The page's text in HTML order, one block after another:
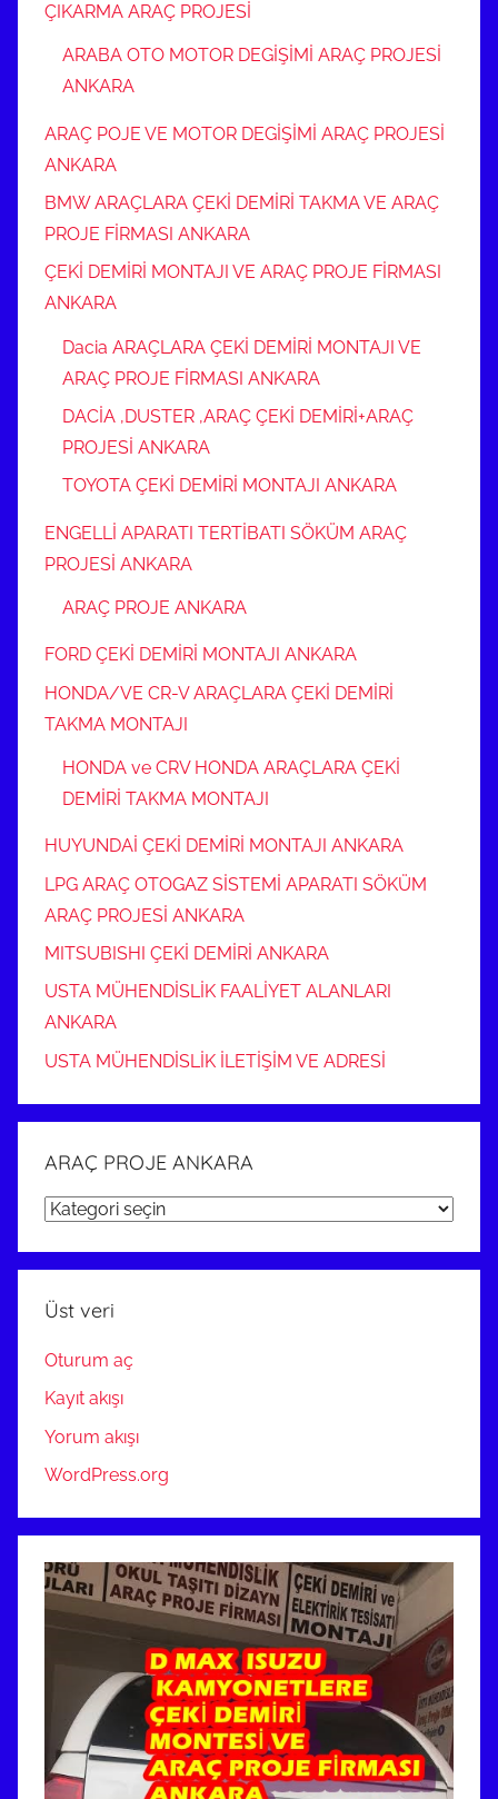
ÇIKARMA ARAÇ PROJESİ
ARABA OTO MOTOR DEGİŞİMİ ARAÇ PROJESİ
ANKARA
ARAÇ POJE VE MOTOR DEGİŞİMİ ARAÇ PROJESİ
ANKARA
BMW ARAÇLARA ÇEKİ DEMİRİ TAKMA VE ARAÇ
PROJE FİRMASI ANKARA
ÇEKİ DEMİRİ MONTAJI VE ARAÇ PROJE FİRMASI
ANKARA
Dacia ARAÇLARA ÇEKİ DEMİRİ MONTAJI VE
ARAÇ PROJE FİRMASI ANKARA
DACİA ,DUSTER ,ARAÇ ÇEKİ DEMİRİ+ARAÇ
PROJESİ ANKARA
TOYOTA ÇEKİ DEMİRİ MONTAJI ANKARA
ENGELLİ APARATI TERTİBATI SÖKÜM ARAÇ
PROJESİ ANKARA
ARAÇ PROJE ANKARA
FORD ÇEKİ DEMİRİ MONTAJI ANKARA
HONDA/VE CR-V ARAÇLARA ÇEKİ DEMİRİ
TAKMA MONTAJI
HONDA ve CRV HONDA ARAÇLARA ÇEKİ
DEMİRİ TAKMA MONTAJI
HUYUNDAİ ÇEKİ DEMİRİ MONTAJI ANKARA
LPG ARAÇ OTOGAZ SİSTEMİ APARATI SÖKÜM
ARAÇ PROJESİ ANKARA
MITSUBISHI ÇEKİ DEMİRİ ANKARA
USTA MÜHENDİSLİK FAALİYET ALANLARI
ANKARA
USTA MÜHENDİSLİK İLETİŞİM VE ADRESİ
ARAÇ PROJE ANKARA
ARAÇ
ANKARA
Üst veri
Oturum aç
Kayıt akışı
Yorum akışı
WordPress.org